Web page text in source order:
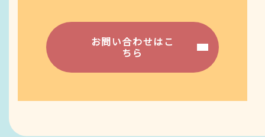
お問い合わせはこ
ちら